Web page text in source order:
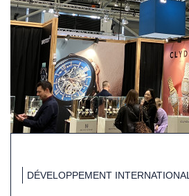
DÉVELOPPEMENT INTERNATIONAL